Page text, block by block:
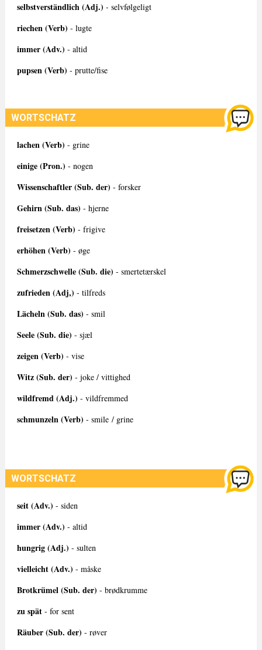
selbstverständlich (Adj.) - selvfølgeligt
riechen (Verb) - lugte
immer (Adv.) - altid
pupsen (Verb) - prutte/fise
WORTSCHATZ
lachen (Verb) - grine
einige (Pron.) - nogen
Wissenschaftler (Sub. der) - forsker
Gehirn (Sub. das) - hjerne
freisetzen (Verb) - frigive
erhöhen (Verb) - øge
Schmerzschwelle (Sub. die) - smertetærskel
zufrieden (Adj,) - tilfreds
Lächeln (Sub. das) - smil
Seele (Sub. die) - sjæl
zeigen (Verb) - vise
Witz (Sub. der) - joke / vittighed
wildfremd (Adj.) - vildfremmed
schmunzeln (Verb) - smile / grine
WORTSCHATZ
seit (Adv.) - siden
immer (Adv.) - altid
hungrig (Adj.) - sulten
vielleicht (Adv.) - måske
Brotkrümel (Sub. der) - brødkrumme
zu spät- for sent
Räuber (Sub. der) - røver